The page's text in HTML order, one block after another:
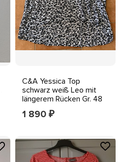
C&A Yessica Top
schwarz weiß Leo mit
längerem Rücken Gr. 48
1 890 ₽